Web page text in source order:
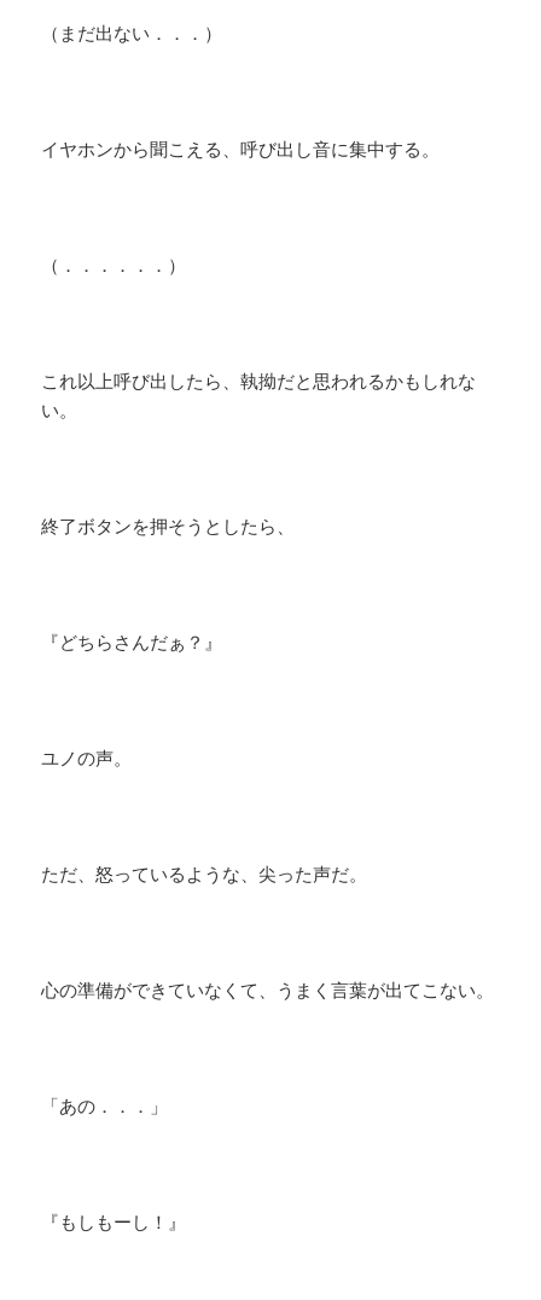
​（まだ出ない．．．）
イヤホンから聞こえる、呼び出し音に集中する。
（．．．．．．）
​これ以上呼び出したら、執拗だと思われるかもしれな
い。
終了ボタンを押そうとしたら、
『どちらさんだぁ？』
​ユノの声。
ただ、怒っているような、尖った声だ。
心の準備ができていなくて、うまく言葉が出てこない。
「あの．．．」
​『もしもーし！』